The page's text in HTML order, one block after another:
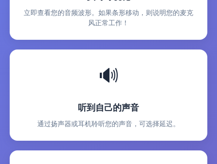
立即查看您的音频波形。如果条形移动，则说明您的麦克
风正常工作！
🔊
听到自己的声音
通过扬声器或耳机聆听您的声音，可选择延迟。